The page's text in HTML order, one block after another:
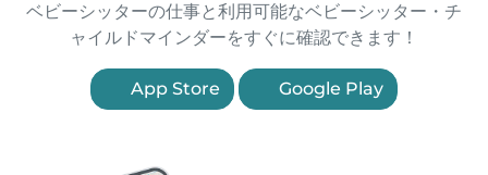
ベビーシッターの仕事と利用可能なベビーシッター・チ
ャイルドマインダーをすぐに確認できます！
App Store Google Play